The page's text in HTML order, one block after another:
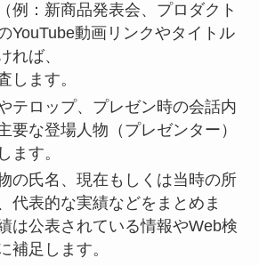
例：新商品発表会、プロダクト
YouTube動画リンクやタイトル
れば、
します。
テロップ、プレゼン時の会話内
要な登場人物（プレゼンター）
ます。
の氏名、現在もしくは当時の所
代表的な実績などをまとめま
は公表されている情報やWeb検
補足します。